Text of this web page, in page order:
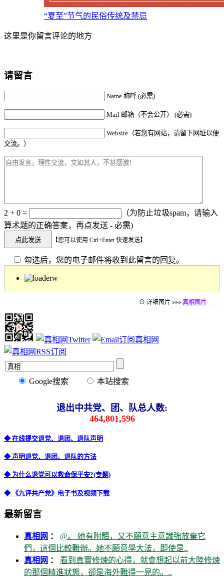
“夏至”节气的民俗传统及禁忌
这里是你留言评论的地方
请留言
Name 称呼 (必需)
Mail 邮箱（不会公开） (必需)
Website（若您有网站，请留下网址以便
交流。）
2 + 0 =
（为防止垃圾spam，请输入
算术题的正确答案，再点发送 - 必需)
【您可以使用 Ctrl+Enter 快速发送】
勾选后，您的电子邮件将收到此留言的回复。
⊙ 详细图片 »»» 真相图片
Google搜索 本站搜索
退出中共党、团、队总人数:
464,801,596
◆ 在线提交退党、退团、退队声明
◆ 声明退党、退团、退队的方法
◆ 为什么退党可以救命保平安?(专题)
◆ 《九评共产党》电子书及视频下载
最新留言
真相网 ： @。 她有附體，又不願意主意識強放棄它
們，這個比較難辦。她不願意學大法，即使是..
真相网 ： 看到真實修煉的心得，就會想起以前大陸修煉
的那個精進狀態，卻是海外難得一見的。..